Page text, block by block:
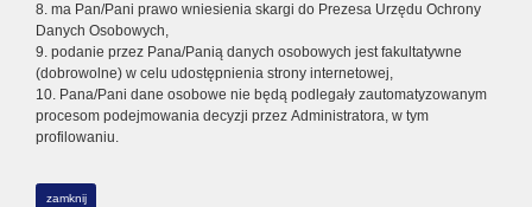
8. ma Pan/Pani prawo wniesienia skargi do Prezesa Urzędu Ochrony
Danych Osobowych,
9. podanie przez Pana/Panią danych osobowych jest fakultatywne
(dobrowolne) w celu udostępnienia strony internetowej,
10. Pana/Pani dane osobowe nie będą podlegały zautomatyzowanym
procesom podejmowania decyzji przez Administratora, w tym
profilowaniu.
zamknij